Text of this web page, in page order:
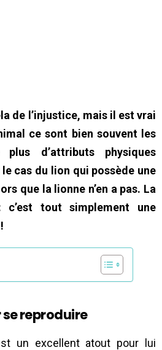
de l’injustice, mais il est vrai
ce sont bien souvent les
d’attributs physiques
cas du lion qui possède une
que la lionne n’en a pas. La
tout simplement une
se reproduire
un excellent atout pour lui